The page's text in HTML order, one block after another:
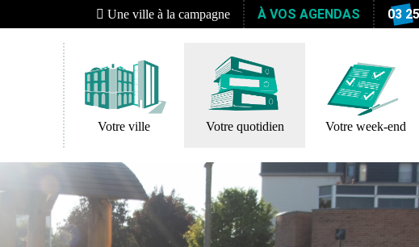
Une ville à la campagne À VOS AGENDAS 03
Votre ville Votre quotidien Votre week-end